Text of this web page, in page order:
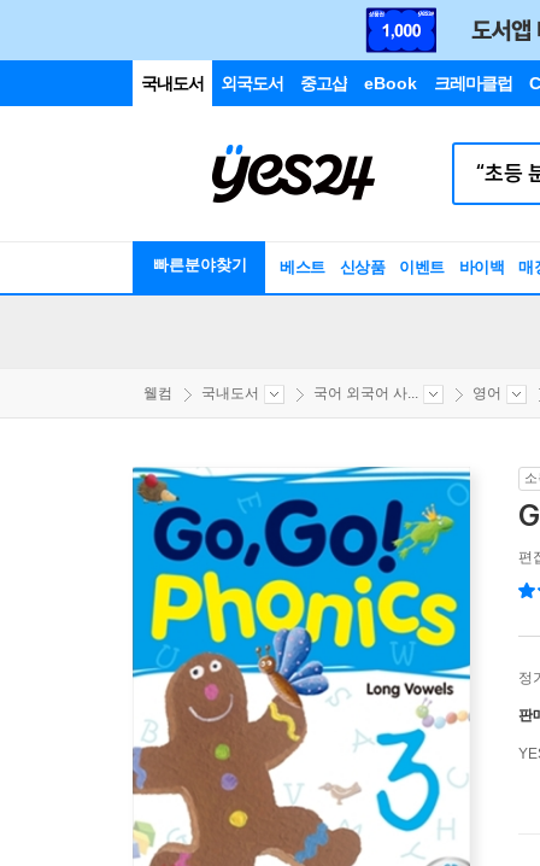
국내도서 외국도서 중고샵 eBook 크레마클럽
빠른분야찾기 베스트 신상품 이벤트 바이백 매
웰컴 국내도서 국어 외국어 사... 영어
편
정
판